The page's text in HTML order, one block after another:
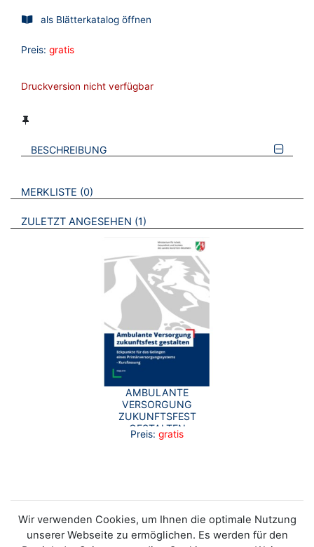
als Blätterkatalog öffnen
Preis: gratis
Druckversion nicht verfügbar
BESCHREIBUNG
VERWEISE AUF VERMERKTE- ODER ZULETZT ANGESEHENE
MERKLISTE 0 BROSCHÜREN
ZULETZT ANGESEHEN 1 BROSCHÜREN
AMBULANTE
VERSORGUNG
ZUKUNFTSFEST
GESTALTEN
(KURZFASSUNG)
Preis: gratis
Wir verwenden Cookies, um Ihnen die optimale Nutzung
unserer Webseite zu ermöglichen. Es werden für den